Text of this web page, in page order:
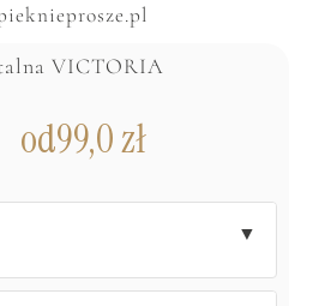
VICTORIA
od99,0zł
▼